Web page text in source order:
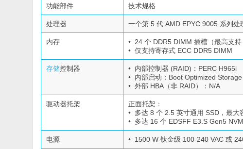
功能部件 技术规格
处理器 一个第 5 代 AMD EPYC 9005 系列处
内存
• 24 个 DDR5 DIMM 插槽（最高支
• 仅支持寄存式 ECC DDR5 DIMM
存储控制器
• 内部控制器 (RAID)：PERC H965i
• 内部启动：Boot Optimized
• 外部 HBA（非 RAID）：N/A
驱动器托架
正面托架：
• 多达 8 个 2.5 英寸通用 SSD，最大
• 多达 16 个 EDSFF E3.S Gen5
电源 • 1500 W 钛金级 100-240 VAC 或